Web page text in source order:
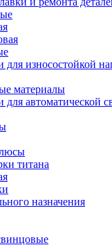
износостойкой
материалы
автоматической
титана
назначения